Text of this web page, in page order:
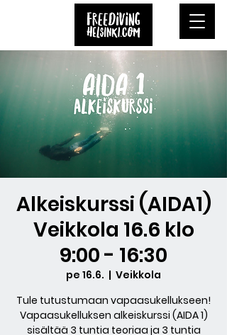
Alkeiskurssi (AIDA1)
Veikkola 16.6 klo
9:00 - 16:30
pe 16.6.
  |
Veikkola
Tule tutustumaan vapaasukellukseen!
Vapaasukelluksen alkeiskurssi (AIDA 1)
sisältää 3 tuntia teoriaa ja 3 tuntia